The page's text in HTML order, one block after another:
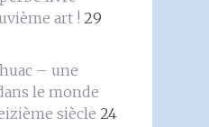
art ! 29
– une
le monde
siècle 24